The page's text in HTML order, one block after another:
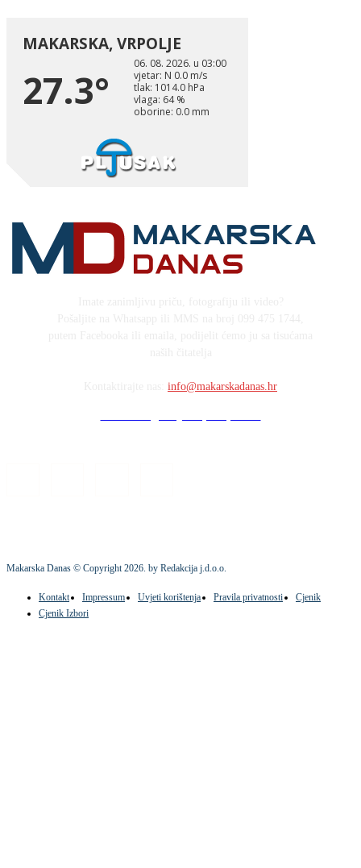
info@makarskadanas.hr
Makarska Danas © Copyright2026. by Redakcija j.d.o.o.
Kontakt Impressum Uvjeti korištenja Pravila privatnosti
Cjenik
Cjenik Izbori